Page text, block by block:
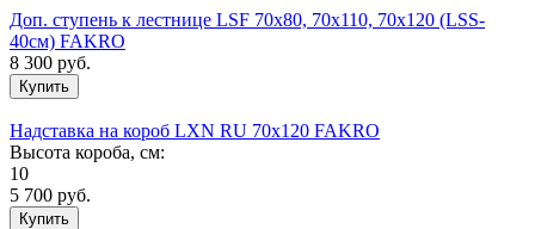
Доп. ступень к лестнице LSF 70х80, 70х110, 70х120 (LSS-
40см) FAKRO
8 300 руб.
Надставка на короб LXN RU 70х120 FAKRO
Высота короба, см:
10
5 700 руб.